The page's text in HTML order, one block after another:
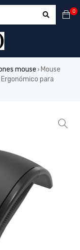
0
mouse› Mouse
para